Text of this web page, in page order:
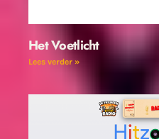
Het Voetlicht
Lees verder »